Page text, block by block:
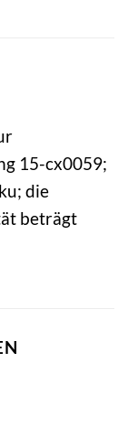
15-cx0059;
die
beträgt